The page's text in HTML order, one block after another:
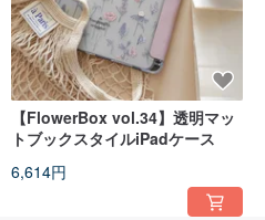
【FlowerBox vol.34】透明マッ
トブックスタイルiPadケース
6,614円